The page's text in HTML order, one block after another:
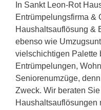
In Sankt Leon-Rot
Entrümpelungsfirma &
Haushaltsauflösung &
ebenso wie
vielschichtigen Palette
Entrümpelungen,
Seniorenumzüge,
Zweck. Wir beraten
Haushaltsauflösungen